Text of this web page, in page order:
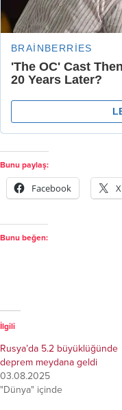
Bunu paylaş:
Facebook X
Bunu beğen:
İlgili
Rusya’da 5.2 büyüklüğünde
deprem meydana geldi
03.08.2025
"Dünya" içinde